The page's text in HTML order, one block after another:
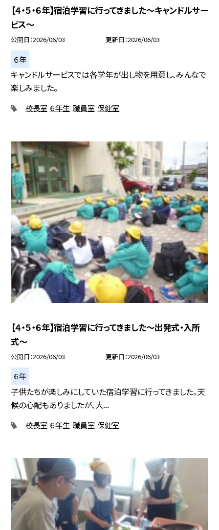
【４・５・６年】宿泊学習に行ってきました～キャンドルサー
ビス～
公開日 2026/06/03 更新日 2026/06/03
６年
キャンドルサービスでは各学年が出し物を用意し、みんなで
楽しみました。
校長室 ６年生 職員室 保健室
【４・５・６年】宿泊学習に行ってきました～出発式・入所
式～
公開日 2026/06/03 更新日 2026/06/03
６年
子供たちが楽しみにしていた宿泊学習に行ってきました。天
候の心配もありましたが、大...
校長室 ６年生 職員室 保健室